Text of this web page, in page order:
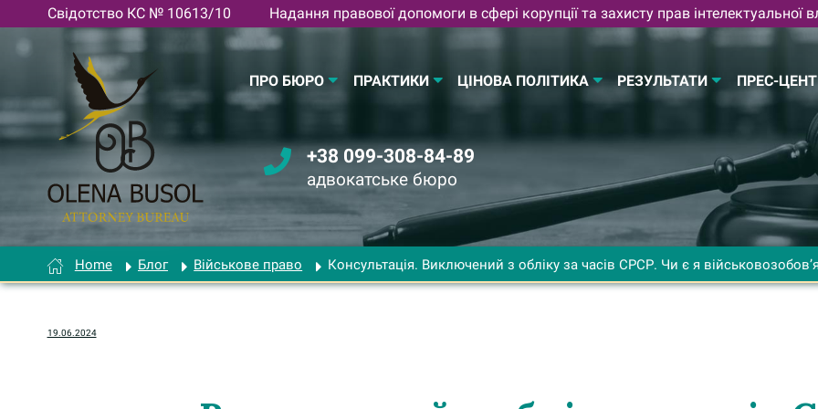
вмісту
Свідотство КС № 10613/10 Надання правової допомоги в сфері корупції та захисту прав інтелектуальної
ПРО БЮРО ПРАКТИКИ ЦІНОВА ПОЛІТИКА РЕЗУЛЬТАТИ ПРЕС-
+38 099-308-84-89
адвокатське бюро
Home Блог Військове право Консультація. Виключений з обліку за часів СРСР. Чи є я
19.06.2024